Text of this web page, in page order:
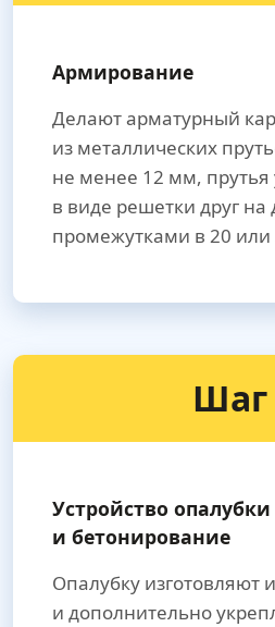
Армирование
Делают арматурный
из металлических
не менее 12 мм, прутья
в виде решетки друг на
промежутками в 20 или
Шаг
Устройство опалубки
и бетонирование
Опалубку изготовляют
и дополнительно